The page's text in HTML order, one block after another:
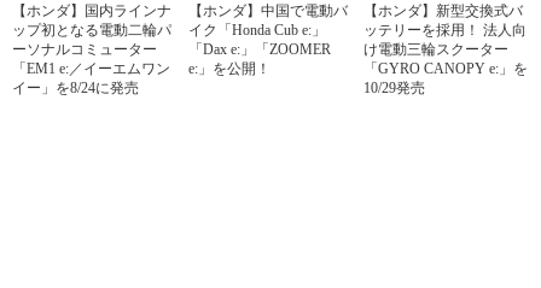
【ホンダ】国内ラインナ
ップ初となる電動二輪パ
ーソナルコミューター
「EM1 e:／イーエムワン
イー」を8/24に発売
【ホンダ】中国で電動バ
イク「Honda Cub e:」
「Dax e:」「ZOOMER
e:」を公開！
【ホンダ】新型交換式バ
ッテリーを採用！ 法人向
け電動三輪スクーター
「GYRO CANOPY e:」を
10/29発売